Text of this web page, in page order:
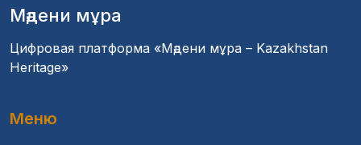
Мәдени мұра
Цифровая платформа «Мәдени мұра – Kazakhstan
Heritage»
Меню